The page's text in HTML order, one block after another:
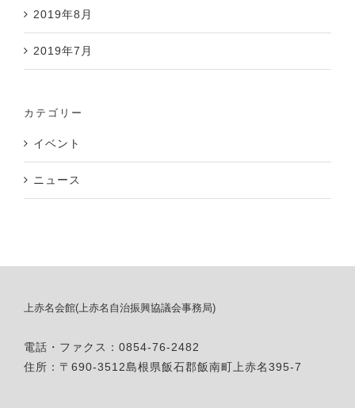
2019年8月
2019年7月
カテゴリー
イベント
ニュース
上赤名会館(上赤名自治振興協議会事務局)
電話・ファクス：0854-76-2482
住所：〒690-3512島根県飯石郡飯南町上赤名395-7